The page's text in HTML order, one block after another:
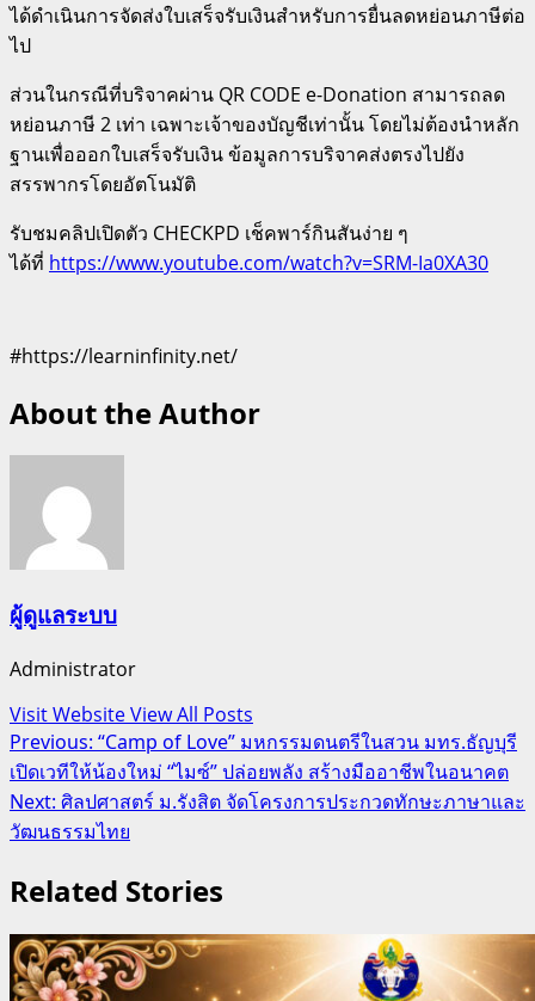
ได้ดำเนินการจัดส่งใบเสร็จรับเงินสำหรับการยื่นลดหย่อนภาษีต่อ
ไป
ส่วนในกรณีที่บริจาคผ่าน QR CODE e-Donation สามารถลด
หย่อนภาษี 2 เท่า เฉพาะเจ้าของบัญชีเท่านั้น โดยไม่ต้องนำหลัก
ฐานเพื่อออกใบเสร็จรับเงิน ข้อมูลการบริจาคส่งตรงไปยัง
สรรพากรโดยอัตโนมัติ
รับชมคลิปเปิดตัว CHECKPD เช็คพาร์กินสันง่าย ๆ
ได้ที่ https://www.youtube.com/watch?v=SRM-Ia0XA30
#https://learninfinity.net/
About the Author
ผู้ดูแลระบบ
Administrator
Visit WebsiteView All Posts
Post
navigation
Previous: “Camp of Love” มหกรรมดนตรีในสวน มทร.ธัญบุรี
เปิดเวทีให้น้องใหม่ “ไมซ์” ปล่อยพลัง สร้างมืออาชีพในอนาคต
Next: ศิลปศาสตร์ ม.รังสิต จัดโครงการประกวดทักษะภาษาและ
วัฒนธรรมไทย
Related Stories